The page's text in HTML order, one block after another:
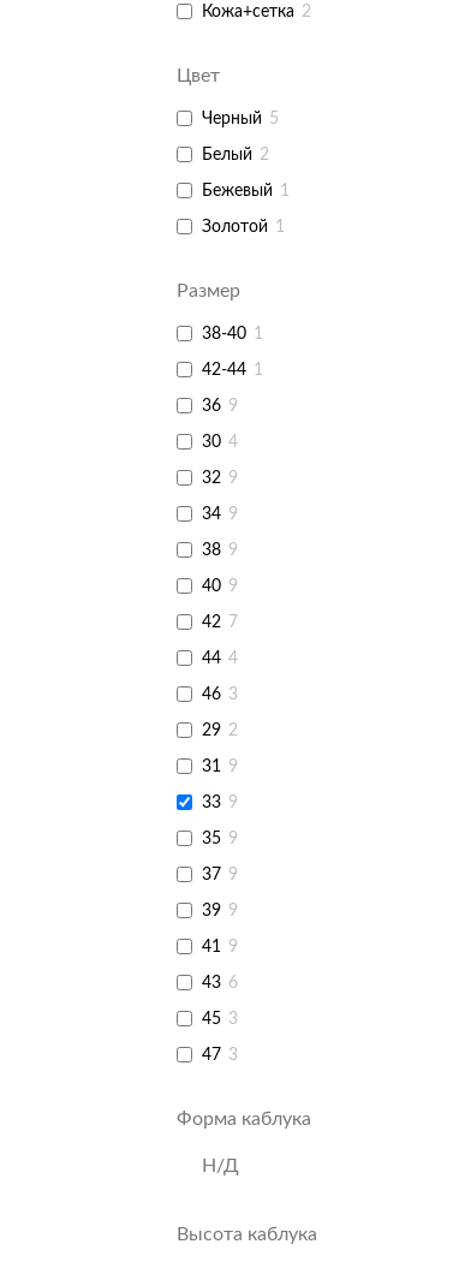
Кожа+сетка 2
Цвет
Черный 5
Белый 2
Бежевый 1
Золотой 1
Размер
38-40 1
42-44 1
36 9
30 4
32 9
34 9
38 9
40 9
42 7
44 4
46 3
29 2
31
9
33 9
35 9
37 9
39 9
41
9
43 6
45 3
47 3
Форма каблука
Н/Д
Высота каблука